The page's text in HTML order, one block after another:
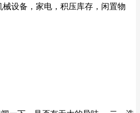
设备，家电，积压库存，闲置物